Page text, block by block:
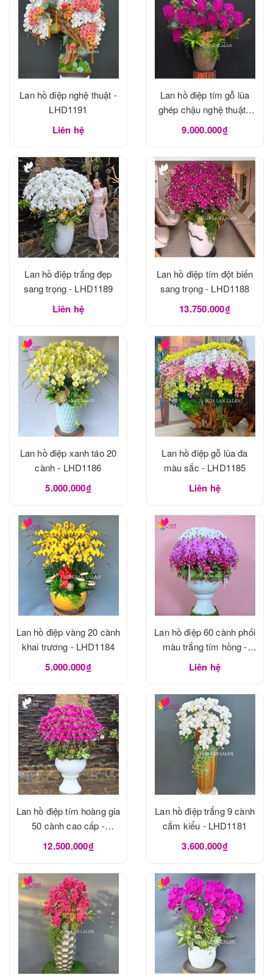
Lan hồ điệp nghệ thuật -
LHD1191
Liên hệ
Lan hồ điệp tím gỗ lũa
ghép chậu nghệ thuật -
LHD1190
9.000.000₫
Lan hồ điệp trắng đẹp
sang trọng - LHD1189
Liên hệ
Lan hồ điệp tím đột biến
sang trọng - LHD1188
13.750.000₫
Lan hồ điệp xanh táo 20
cành - LHD1186
5.000.000₫
Lan hồ điệp gỗ lũa đa
màu sắc - LHD1185
Liên hệ
Lan hồ điệp vàng 20 cành
khai trương - LHD1184
5.000.000₫
Lan hồ điệp 60 cành phối
màu trắng tím hồng -
LHD1183
Liên hệ
Lan hồ điệp tím hoàng gia
50 cành cao cấp -
LHD1182
12.500.000₫
Lan hồ điệp trắng 9 cành
cắm kiểu - LHD1181
3.600.000₫